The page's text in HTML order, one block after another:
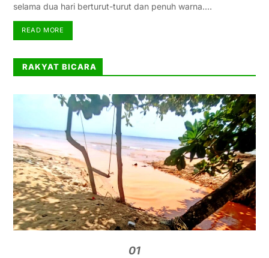
selama dua hari berturut-turut dan penuh warna.…
READ MORE
RAKYAT BICARA
01